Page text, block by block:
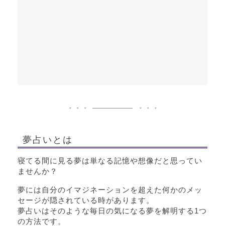
夢占いとは
寝てる間に見る夢は単なる記憶や想像だと思ってい
ませんか？
夢には自分のイマジネーションを超えた何かのメッ
セージが隠されている時があります。
夢占いはそのような毎日の気になる夢を解明する1つ
の方法です。